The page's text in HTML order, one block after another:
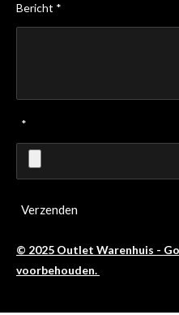
Bericht *
*
Verzenden
© 2025 Outlet Warenhuis -
voorbehouden.